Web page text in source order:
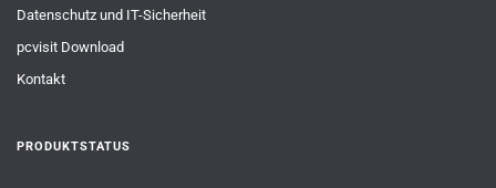
Datenschutz und IT-Sicherheit
pcvisit Download
Kontakt
PRODUKTSTATUS